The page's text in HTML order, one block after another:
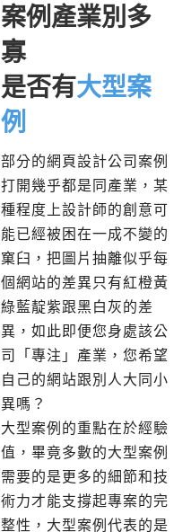
案例產業別多
寡
是否有大型案
例
部分的網頁設計公司案例
打開幾乎都是同產業，某
種程度上設計師的創意可
能已經被困在一成不變的
窠臼，把圖片抽離似乎每
個網站的差異只有紅橙黃
綠藍靛紫跟黑白灰的差
異，如此即便您身處該公
司「專注」產業，您希望
自己的網站跟別人大同小
異嗎？
大型案例的重點在於經驗
值，畢竟多數的大型案例
需要的是更多的細節和技
術力才能支撐起專案的完
整性，大型案例代表的是